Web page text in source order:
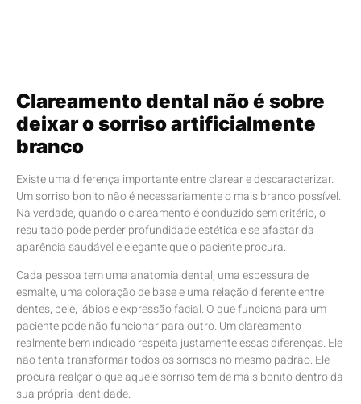
Clareamento dental não é sobre
deixar o sorriso artificialmente
branco
Existe uma diferença importante entre clarear e descaracterizar.
Um sorriso bonito não é necessariamente o mais branco possível.
Na verdade, quando o clareamento é conduzido sem critério, o
resultado pode perder profundidade estética e se afastar da
aparência saudável e elegante que o paciente procura.
Cada pessoa tem uma anatomia dental, uma espessura de
esmalte, uma coloração de base e uma relação diferente entre
dentes, pele, lábios e expressão facial. O que funciona para um
paciente pode não funcionar para outro. Um clareamento
realmente bem indicado respeita justamente essas diferenças. Ele
não tenta transformar todos os sorrisos no mesmo padrão. Ele
procura realçar o que aquele sorriso tem de mais bonito dentro da
sua própria identidade.